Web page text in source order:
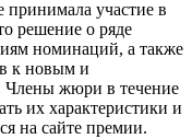
участие в
решение о ряде
номинаций, а также
к новым и
Члены жюри в течение
их характеристики и
на сайте премии.